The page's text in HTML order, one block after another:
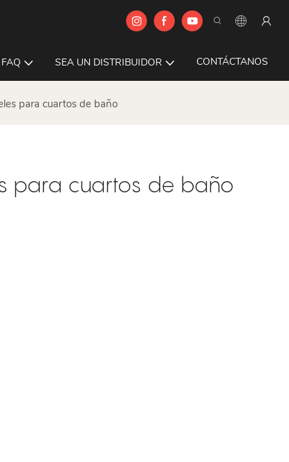
FAQ SEA UN DISTRIBUIDOR CONTÁCTANOS
para cuartos de baño
para cuartos de baño